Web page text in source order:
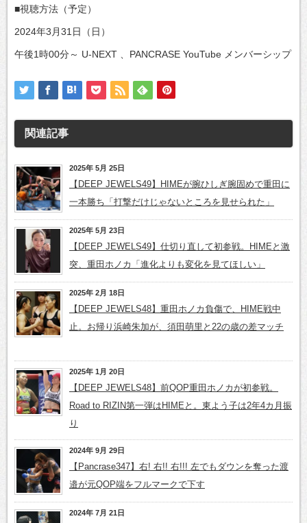
■視聴方法（予定）
2024年3月31日（日）
午後1時00分～ U-NEXT 、PANCRASE YouTube メンバーシップ
関連記事
2025年 5月 25日
【DEEP JEWELS49】HIMEが腕ひしぎ腕固めで重田に
一本勝ち「打撃だけじゃないところを見せられた」
2025年 5月 23日
【DEEP JEWELS49】仕切り直して初参戦。HIMEと激
突、重田ホノカ「進化よりも変化を見てほしい」
2025年 2月 18日
【DEEP JEWELS48】重田ホノカ負傷で、HIME戦中
止。お帰り浜崎朱加が、須田萌里と22の歳の差マッチ
2025年 1月 20日
【DEEP JEWELS48】前QOP重田ホノカが初参戦。
Road to RIZIN第一弾はHIMEと。東よう子は2年4カ月振
り
2024年 9月 29日
【Pancrase347】右! 右!! 右!!! 左でもダウンを奪った渡
邉が元QOP端をフルマークで下す
2024年 7月 21日